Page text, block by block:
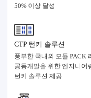
50% 이상 달성
CTP 턴키 솔루션
풍부한 국내외 모듈 PACK
공동개발을 위한 엔지니어
턴키 솔루션 제공